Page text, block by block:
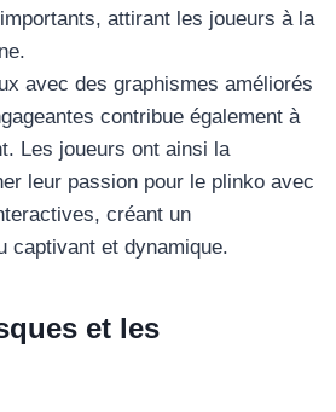
attirant les joueurs à la
avec des graphismes améliorés
contribue également à
Les joueurs ont ainsi la
leur passion pour le plinko avec
créant un
captivant et dynamique.
et les